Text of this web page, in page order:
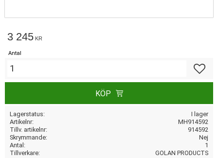
3 245 KR
Antal
KÖP
Lagerstatus
I lager
Artikelnr
MH914592
Tillv. artikelnr
914592
Skrymmande
Nej
Antal
1
Tillverkare
GOLAN PRODUCTS